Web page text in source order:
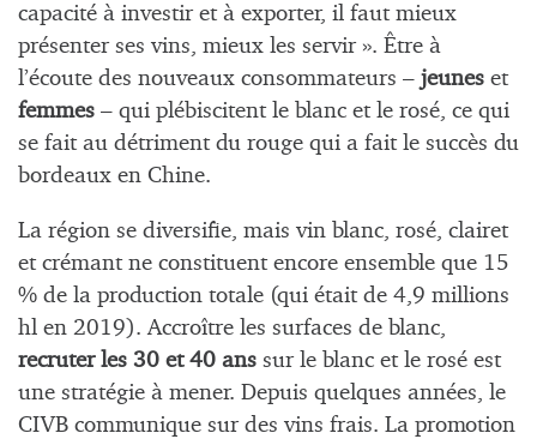
capacité à investir et à exporter, il faut mieux
présenter ses vins, mieux les servir ». Être à
l’écoute des nouveaux consommateurs – jeunes et
femmes – qui plébiscitent le blanc et le rosé, ce qui
se fait au détriment du rouge qui a fait le succès du
bordeaux en Chine.
La région se diversifie, mais vin blanc, rosé, clairet
et crémant ne constituent encore ensemble que 15
% de la production totale (qui était de 4,9 millions
hl en 2019). Accroître les surfaces de blanc,
recruter les 30 et 40 ans sur le blanc et le rosé est
une stratégie à mener. Depuis quelques années, le
CIVB communique sur des vins frais. La promotion